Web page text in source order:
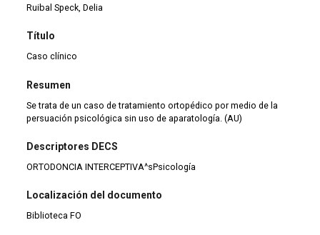
Ruibal Speck, Delia
Título
Caso clínico
Resumen
Se trata de un caso de tratamiento ortopédico por medio de la
persuación psicológica sin uso de aparatología. (AU)
Descriptores DECS
ORTODONCIA INTERCEPTIVA^sPsicología
Localización del documento
Biblioteca FO